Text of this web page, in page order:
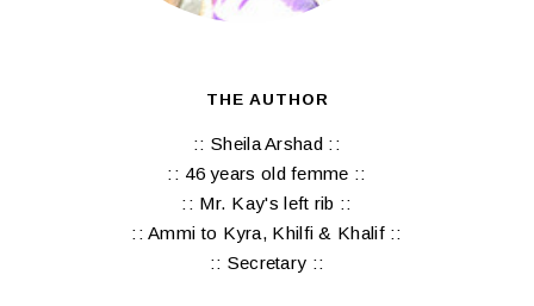
THE AUTHOR
:: Sheila Arshad ::
:: 46 years old femme ::
:: Mr. Kay's left rib ::
:: Ammi to Kyra, Khilfi & Khalif ::
:: Secretary ::